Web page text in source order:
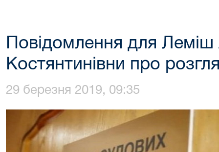
Повідомлення для
Костянтинівни про
29 березня 2019, 09:35